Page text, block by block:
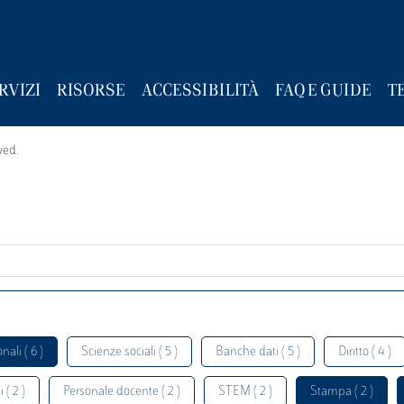
RISORSE ACCESSIBILITÀ FAQ E GUIDE
( 6 ) Scienze sociali ( 5 ) Banche dati ( 5 ) Diritto ( 4 )
( 2 ) Personale docente ( 2 ) STEM ( 2 ) Stampa ( 2 )